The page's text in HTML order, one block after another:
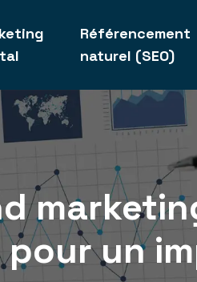
Référencement
naturel (SEO)
pour un